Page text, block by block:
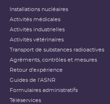
Installations nucléaires
Activités médicales
Activités industrielles
Activités vétérinaires
Transport de substances radioactives
Agréments, contrôles et mesures
Retour d'expérience
Guides de l'ASNR
Formulaires administratifs
Téléservices